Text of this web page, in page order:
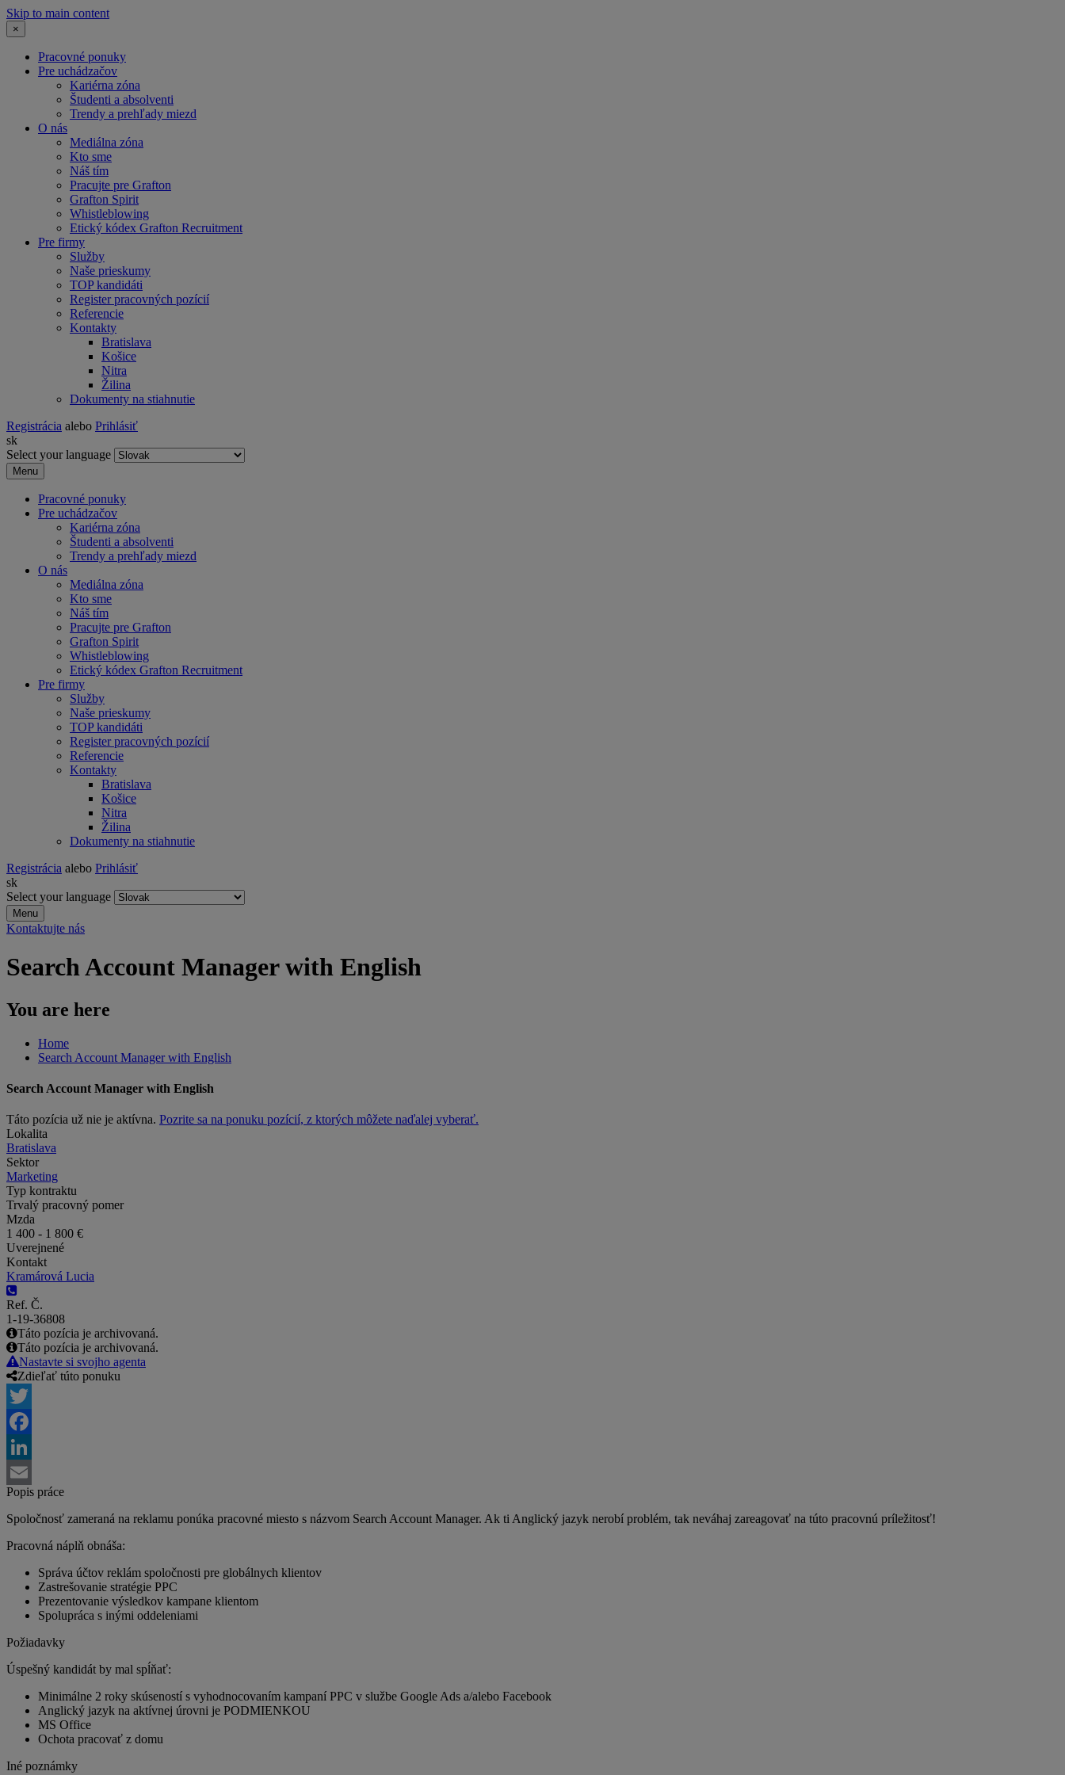
Skip to main content
×
Pracovné ponuky
Pre uchádzačov
Kariérna zóna
Študenti a absolventi
Trendy a prehľady miezd
O nás
Mediálna zóna
Kto sme
Náš tím
Pracujte pre Grafton
Grafton Spirit
Whistleblowing
Etický kódex Grafton Recruitment
Pre firmy
Služby
Naše prieskumy
TOP kandidáti
Register pracovných pozícií
Referencie
Kontakty
Bratislava
Košice
Nitra
Žilina
Dokumenty na stiahnutie
Registrácia alebo Prihlásiť
sk
Select your language
Menu
Pracovné ponuky
Pre uchádzačov
Kariérna zóna
Študenti a absolventi
Trendy a prehľady miezd
O nás
Mediálna zóna
Kto sme
Náš tím
Pracujte pre Grafton
Grafton Spirit
Whistleblowing
Etický kódex Grafton Recruitment
Pre firmy
Služby
Naše prieskumy
TOP kandidáti
Register pracovných pozícií
Referencie
Kontakty
Bratislava
Košice
Nitra
Žilina
Dokumenty na stiahnutie
Registrácia alebo Prihlásiť
sk
Select your language
Menu
Kontaktujte nás
Search Account Manager with English
You are here
Home
Search Account Manager with English
Search Account Manager with English
Táto pozícia už nie je aktívna. Pozrite sa na ponuku pozícií, z ktorých môžete naďalej vyberať.
Lokalita
Bratislava
Sektor
Marketing
Typ kontraktu
Trvalý pracovný pomer
Mzda
1 400 - 1 800 €
Uverejnené
Kontakt
Kramárová Lucia
Ref. Č.
1-19-36808
Táto pozícia je archivovaná.
Táto pozícia je archivovaná.
Nastavte si svojho agenta
Zdieľať túto ponuku
Twitter
Facebook
LinkedIn
Email
Popis práce
Spoločnosť zameraná na reklamu ponúka pracovné miesto s názvom Search Account Manager. Ak ti Anglický jazyk nerobí problém, tak neváhaj zareagovať na túto pracovnú príležitosť!
Pracovná náplň obnáša:
Správa účtov reklám spoločnosti pre globálnych klientov
Zastrešovanie stratégie PPC
Prezentovanie výsledkov kampane klientom
Spolupráca s inými oddeleniami
Požiadavky
Úspešný kandidát by mal spĺňať:
Minimálne 2 roky skúseností s vyhodnocovaním kampaní PPC v službe Google Ads a/alebo Facebook
Anglický jazyk na aktívnej úrovni je PODMIENKOU
MS Office
Ochota pracovať z domu
Iné poznámky